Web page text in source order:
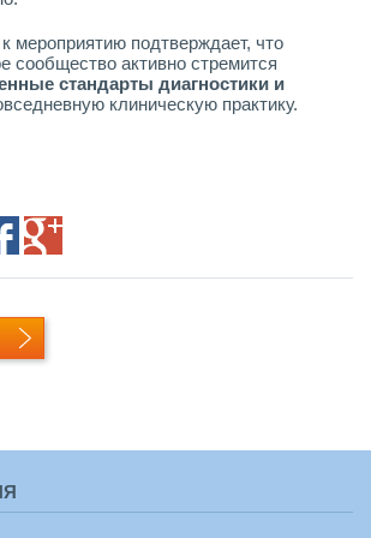
мероприятию подтверждает, что
сообщество активно стремится
стандарты диагностики и
клиническую практику.
E-mailTwitter